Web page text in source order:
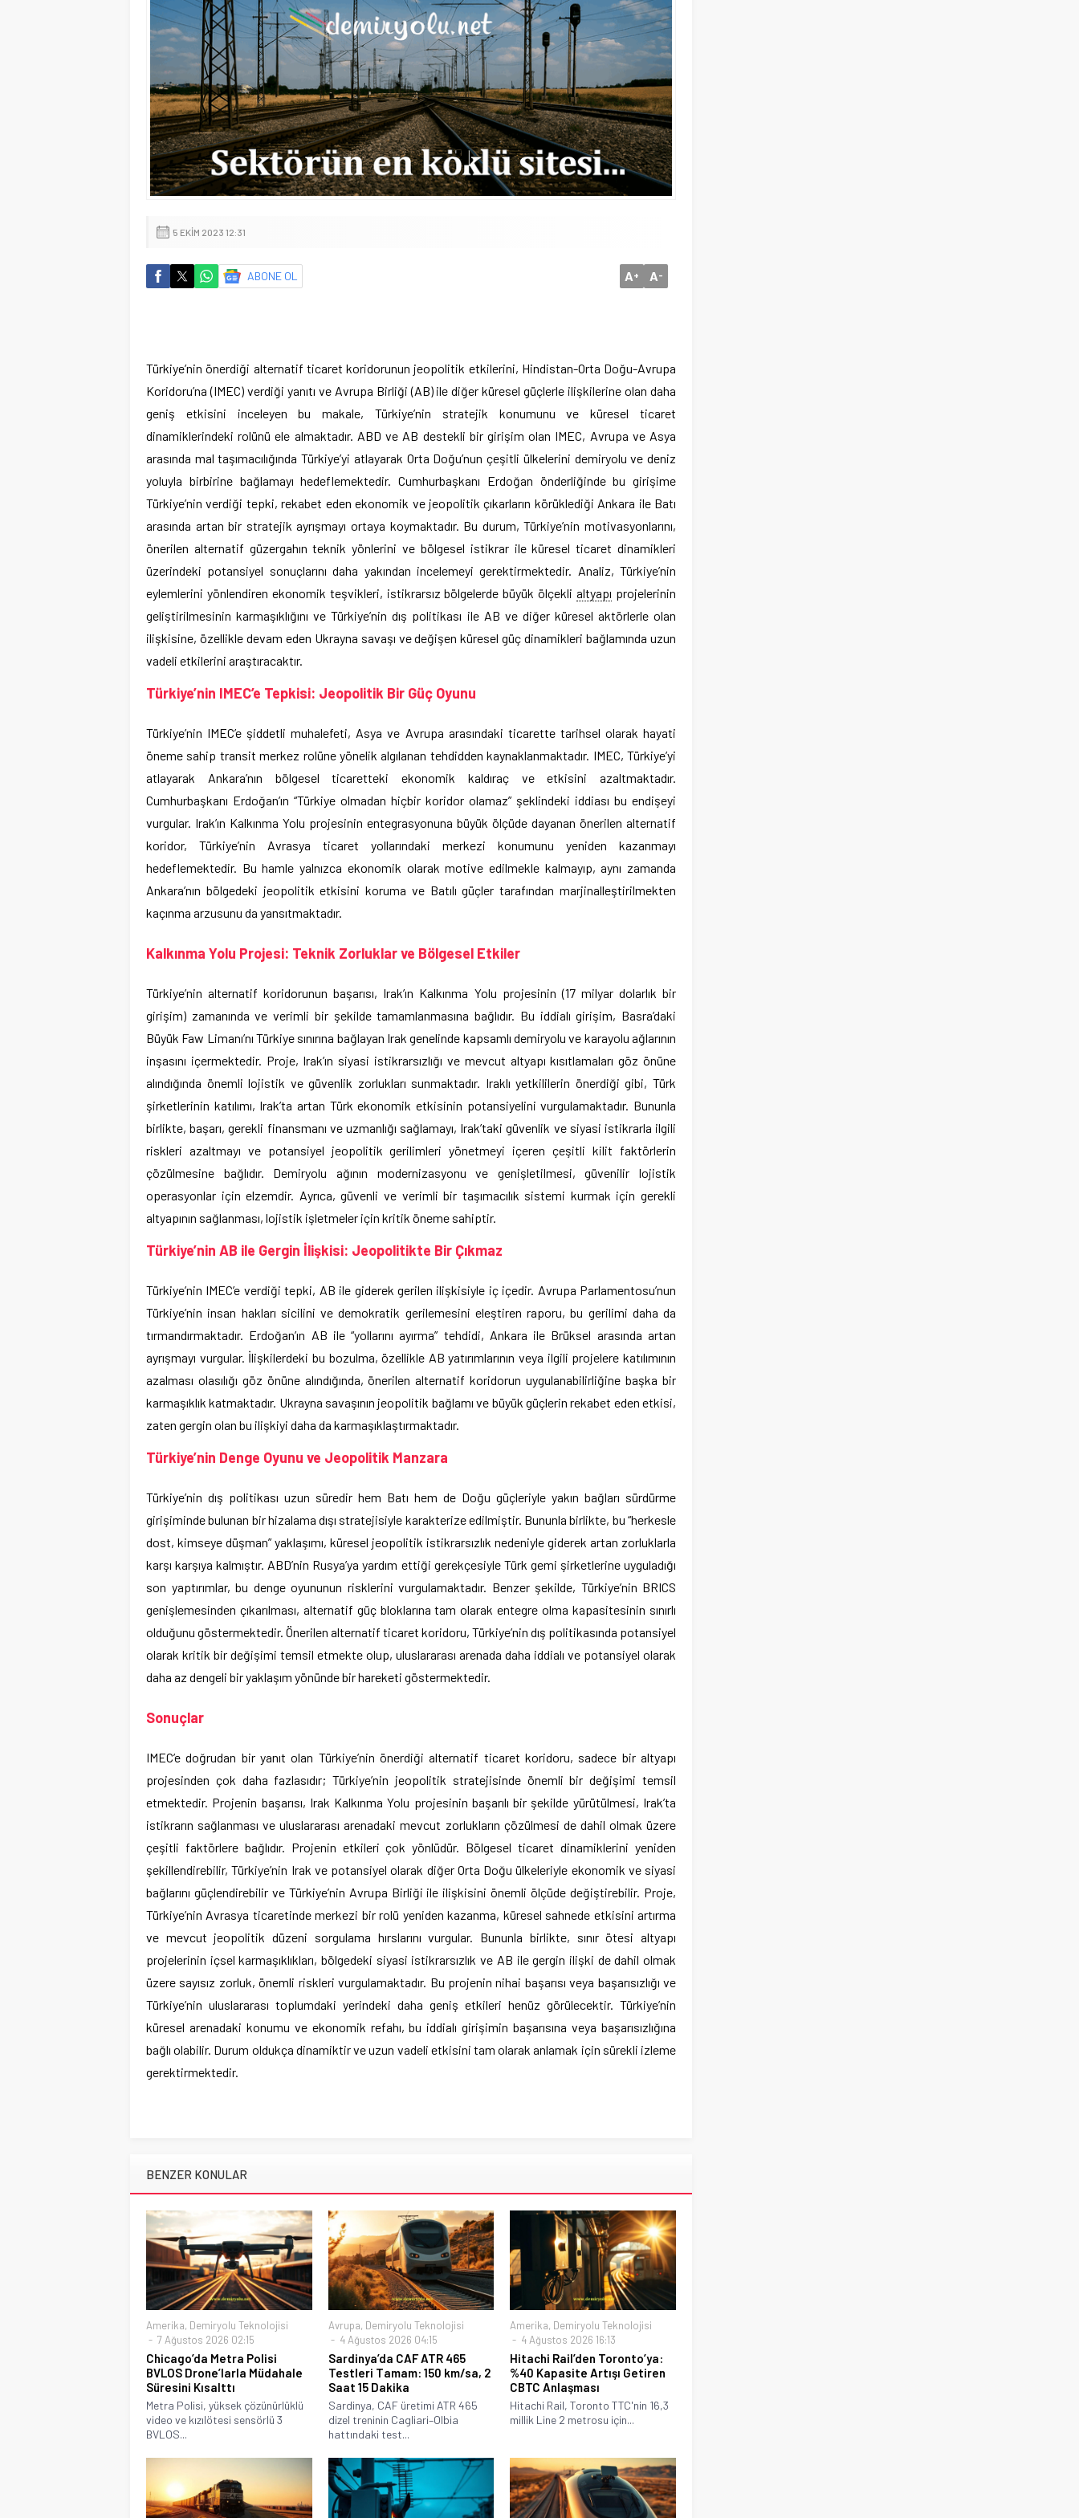
5 EKIM 2023 12:31
ABONE OL A+ A-
Türkiye’nin önerdiği alternatif ticaret koridorunun jeopolitik etkilerini, Hindistan-Orta Doğu-Avrupa
Koridoru’na (IMEC) verdiği yanıtı ve Avrupa Birliği (AB) ile diğer küresel güçlerle ilişkilerine olan daha
geniş etkisini inceleyen bu makale, Türkiye’nin stratejik konumunu ve küresel ticaret
dinamiklerindeki rolünü ele almaktadır. ABD ve AB destekli bir girişim olan IMEC, Avrupa ve Asya
arasında mal taşımacılığında Türkiye’yi atlayarak Orta Doğu’nun çeşitli ülkelerini demiryolu ve deniz
yoluyla birbirine bağlamayı hedeflemektedir. Cumhurbaşkanı Erdoğan önderliğinde bu girişime
Türkiye’nin verdiği tepki, rekabet eden ekonomik ve jeopolitik çıkarların körüklediği Ankara ile Batı
arasında artan bir stratejik ayrışmayı ortaya koymaktadır. Bu durum, Türkiye’nin motivasyonlarını,
önerilen alternatif güzergahın teknik yönlerini ve bölgesel istikrar ile küresel ticaret dinamikleri
üzerindeki potansiyel sonuçlarını daha yakından incelemeyi gerektirmektedir. Analiz, Türkiye’nin
eylemlerini yönlendiren ekonomik teşvikleri, istikrarsız bölgelerde büyük ölçeklialtyapı projelerinin
geliştirilmesinin karmaşıklığını ve Türkiye’nin dış politikası ile AB ve diğer küresel aktörlerle olan
ilişkisine, özellikle devam eden Ukrayna savaşı ve değişen küresel güç dinamikleri bağlamında uzun
vadeli etkilerini araştıracaktır.
Türkiye’nin IMEC’e Tepkisi: Jeopolitik Bir Güç Oyunu
Türkiye’nin IMEC’e şiddetli muhalefeti, Asya ve Avrupa arasındaki ticarette tarihsel olarak hayati
öneme sahip transit merkez rolüne yönelik algılanan tehdidden kaynaklanmaktadır. IMEC, Türkiye’yi
atlayarak Ankara’nın bölgesel ticaretteki ekonomik kaldıraç ve etkisini azaltmaktadır.
Cumhurbaşkanı Erdoğan’ın “Türkiye olmadan hiçbir koridor olamaz” şeklindeki iddiası bu endişeyi
vurgular. Irak’ın Kalkınma Yolu projesinin entegrasyonuna büyük ölçüde dayanan önerilen alternatif
koridor, Türkiye’nin Avrasya ticaret yollarındaki merkezi konumunu yeniden kazanmayı
hedeflemektedir. Bu hamle yalnızca ekonomik olarak motive edilmekle kalmayıp, aynı zamanda
Ankara’nın bölgedeki jeopolitik etkisini koruma ve Batılı güçler tarafından marjinalleştirilmekten
kaçınma arzusunu da yansıtmaktadır.
Kalkınma Yolu Projesi: Teknik Zorluklar ve Bölgesel Etkiler
Türkiye’nin alternatif koridorunun başarısı, Irak’ın Kalkınma Yolu projesinin (17 milyar dolarlık bir
girişim) zamanında ve verimli bir şekilde tamamlanmasına bağlıdır. Bu iddialı girişim, Basra’daki
Büyük Faw Limanı’nı Türkiye sınırına bağlayan Irak genelinde kapsamlı demiryolu ve karayolu ağlarının
inşasını içermektedir. Proje, Irak’ın siyasi istikrarsızlığı ve mevcut altyapı kısıtlamaları göz önüne
alındığında önemli lojistik ve güvenlik zorlukları sunmaktadır. Iraklı yetkililerin önerdiği gibi, Türk
şirketlerinin katılımı, Irak’ta artan Türk ekonomik etkisinin potansiyelini vurgulamaktadır. Bununla
birlikte, başarı, gerekli finansmanı ve uzmanlığı sağlamayı, Irak’taki güvenlik ve siyasi istikrarla ilgili
riskleri azaltmayı ve potansiyel jeopolitik gerilimleri yönetmeyi içeren çeşitli kilit faktörlerin
çözülmesine bağlıdır. Demiryolu ağının modernizasyonu ve genişletilmesi, güvenilir lojistik
operasyonlar için elzemdir. Ayrıca, güvenli ve verimli bir taşımacılık sistemi kurmak için gerekli
altyapının sağlanması, lojistik işletmeler için kritik öneme sahiptir.
Türkiye’nin AB ile Gergin İlişkisi: Jeopolitikte Bir Çıkmaz
Türkiye’nin IMEC’e verdiği tepki, AB ile giderek gerilen ilişkisiyle iç içedir. Avrupa Parlamentosu’nun
Türkiye’nin insan hakları sicilini ve demokratik gerilemesini eleştiren raporu, bu gerilimi daha da
tırmandırmaktadır. Erdoğan’ın AB ile “yollarını ayırma” tehdidi, Ankara ile Brüksel arasında artan
ayrışmayı vurgular. İlişkilerdeki bu bozulma, özellikle AB yatırımlarının veya ilgili projelere katılımının
azalması olasılığı göz önüne alındığında, önerilen alternatif koridorun uygulanabilirliğine başka bir
karmaşıklık katmaktadır. Ukrayna savaşının jeopolitik bağlamı ve büyük güçlerin rekabet eden etkisi,
zaten gergin olan bu ilişkiyi daha da karmaşıklaştırmaktadır.
Türkiye’nin Denge Oyunu ve Jeopolitik Manzara
Türkiye’nin dış politikası uzun süredir hem Batı hem de Doğu güçleriyle yakın bağları sürdürme
girişiminde bulunan bir hizalama dışı stratejisiyle karakterize edilmiştir. Bununla birlikte, bu “herkesle
dost, kimseye düşman” yaklaşımı, küresel jeopolitik istikrarsızlık nedeniyle giderek artan zorluklarla
karşı karşıya kalmıştır. ABD’nin Rusya’ya yardım ettiği gerekçesiyle Türk gemi şirketlerine uyguladığı
son yaptırımlar, bu denge oyununun risklerini vurgulamaktadır. Benzer şekilde, Türkiye’nin BRICS
genişlemesinden çıkarılması, alternatif güç bloklarına tam olarak entegre olma kapasitesinin sınırlı
olduğunu göstermektedir. Önerilen alternatif ticaret koridoru, Türkiye’nin dış politikasında potansiyel
olarak kritik bir değişimi temsil etmekte olup, uluslararası arenada daha iddialı ve potansiyel olarak
daha az dengeli bir yaklaşım yönünde bir hareketi göstermektedir.
Sonuçlar
IMEC’e doğrudan bir yanıt olan Türkiye’nin önerdiği alternatif ticaret koridoru, sadece bir altyapı
projesinden çok daha fazlasıdır; Türkiye’nin jeopolitik stratejisinde önemli bir değişimi temsil
etmektedir. Projenin başarısı, Irak Kalkınma Yolu projesinin başarılı bir şekilde yürütülmesi, Irak’ta
istikrarın sağlanması ve uluslararası arenadaki mevcut zorlukların çözülmesi de dahil olmak üzere
çeşitli faktörlere bağlıdır. Projenin etkileri çok yönlüdür. Bölgesel ticaret dinamiklerini yeniden
şekillendirebilir, Türkiye’nin Irak ve potansiyel olarak diğer Orta Doğu ülkeleriyle ekonomik ve siyasi
bağlarını güçlendirebilir ve Türkiye’nin Avrupa Birliği ile ilişkisini önemli ölçüde değiştirebilir. Proje,
Türkiye’nin Avrasya ticaretinde merkezi bir rolü yeniden kazanma, küresel sahnede etkisini artırma
ve mevcut jeopolitik düzeni sorgulama hırslarını vurgular. Bununla birlikte, sınır ötesi altyapı
projelerinin içsel karmaşıklıkları, bölgedeki siyasi istikrarsızlık ve AB ile gergin ilişki de dahil olmak
üzere sayısız zorluk, önemli riskleri vurgulamaktadır. Bu projenin nihai başarısı veya başarısızlığı ve
Türkiye’nin uluslararası toplumdaki yerindeki daha geniş etkileri henüz görülecektir. Türkiye’nin
küresel arenadaki konumu ve ekonomik refahı, bu iddialı girişimin başarısına veya başarısızlığına
bağlı olabilir. Durum oldukça dinamiktir ve uzun vadeli etkisini tam olarak anlamak için sürekli izleme
gerektirmektedir.
BENZER KONULAR
Amerika, Demiryolu Teknolojisi
7 Ağustos 2026 02:15
Chicago’da Metra Polisi
BVLOS Drone’larla Müdahale
Süresini Kısalttı
Metra Polisi, yüksek çözünürlüklü
video ve kızılötesi sensörlü 3
BVLOS...
Avrupa, Demiryolu Teknolojisi
4 Ağustos 2026 04:15
Sardinya’da CAF ATR 465
Testleri Tamam: 150 km/sa, 2
Saat 15 Dakika
Sardinya, CAF üretimi ATR 465
dizel treninin Cagliari–Olbia
hattındaki test...
Amerika, Demiryolu Teknolojisi
4 Ağustos 2026 16:13
Hitachi Rail’den Toronto’ya:
%40 Kapasite Artışı Getiren
CBTC Anlaşması
Hitachi Rail, Toronto TTC'nin 16,3
millik Line 2 metrosu için...